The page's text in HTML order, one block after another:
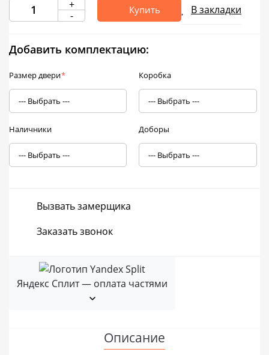
+
-
Купить В закладки
Добавить комплектацию:
Размер двери* Коробка
Наличники Доборы
Вызвать замерщика
Заказать звонок
Яндекс Сплит — оплата частями
Описание